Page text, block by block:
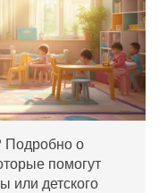
Подробно о
помогут
или детского